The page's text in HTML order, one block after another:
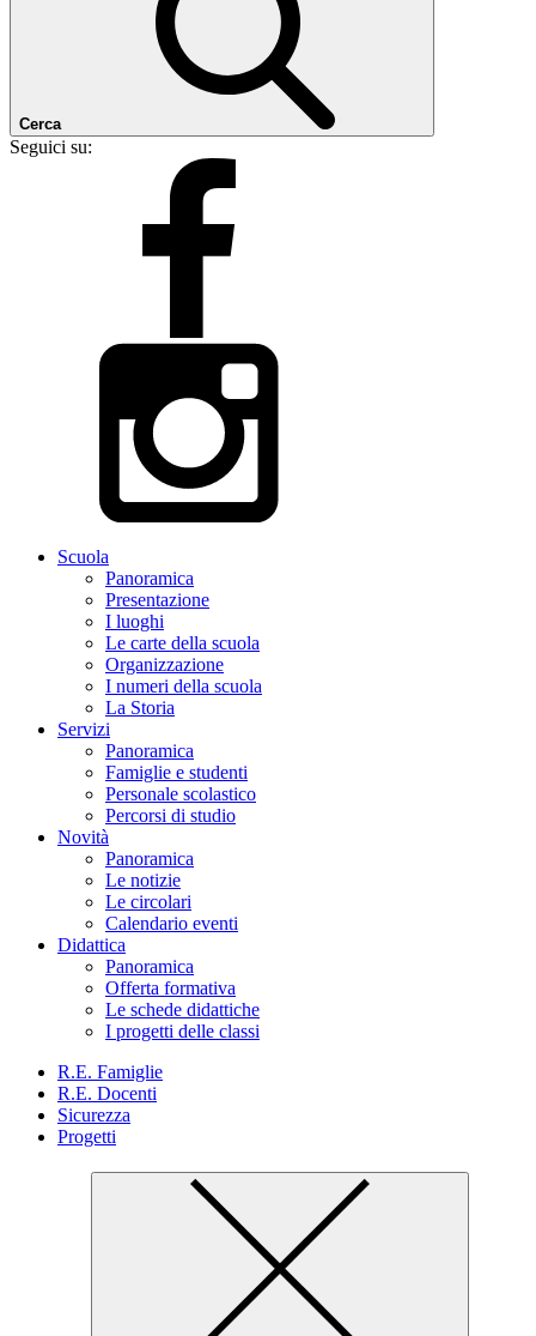
Cerca
Seguici su:
Scuola
Panoramica
Presentazione
I luoghi
Le carte della scuola
Organizzazione
I numeri della scuola
La Storia
Servizi
Panoramica
Famiglie e studenti
Personale scolastico
Percorsi di studio
Novità
Panoramica
Le notizie
Le circolari
Calendario eventi
Didattica
Panoramica
Offerta formativa
Le schede didattiche
I progetti delle classi
R.E. Famiglie
R.E. Docenti
Sicurezza
Progetti